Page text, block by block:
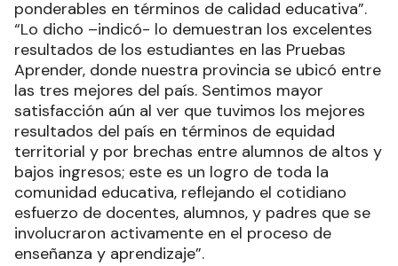
ponderables en términos de calidad educativa”.
“Lo dicho –indicó- lo demuestran los excelentes
resultados de los estudiantes en las Pruebas
Aprender, donde nuestra provincia se ubicó entre
las tres mejores del país. Sentimos mayor
satisfacción aún al ver que tuvimos los mejores
resultados del país en términos de equidad
territorial y por brechas entre alumnos de altos y
bajos ingresos; este es un logro de toda la
comunidad educativa, reflejando el cotidiano
esfuerzo de docentes, alumnos, y padres que se
involucraron activamente en el proceso de
enseñanza y aprendizaje”.